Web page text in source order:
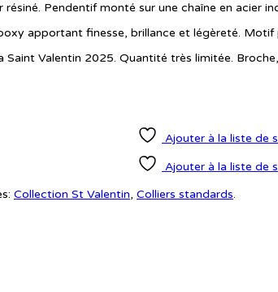
Pendentif monté sur une chaîne en acier
apportant finesse, brillance et légèreté.
Valentin 2025. Quantité très limitée.
Ajouter à la liste de
Ajouter à la liste de
Collection St Valentin, Colliers standards.